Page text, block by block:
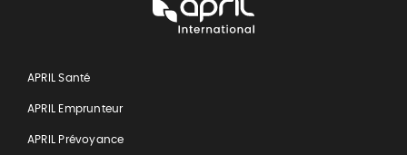
International
APRIL Santé
APRIL Emprunteur
APRIL Prévoyance